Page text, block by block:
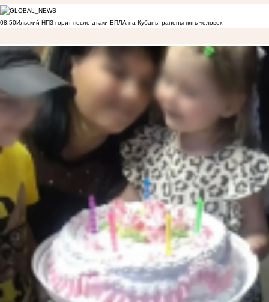
08:50Ильский НПЗ горит после атаки БПЛА на Кубань: ранены пять человек